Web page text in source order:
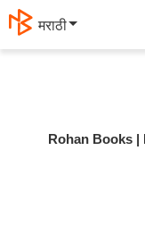
मराठी
Rohan Books |